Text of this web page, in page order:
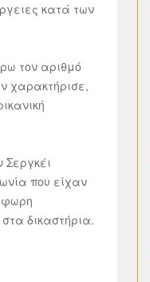
κατά των
τον αριθμό
χαρακτήρισε,
που είχαν
δικαστήρια.